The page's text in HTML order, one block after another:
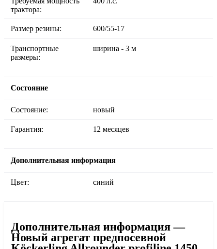
трактора:
Размер резины: 600/55-17
Транспортные
размеры:
ширина - 3 м
Состояние
Состояние: новый
Гарантия: 12 месяцев
Дополнительная информация
Цвет: синий
Дополнительная информация —
Новый агрегат предпосевной